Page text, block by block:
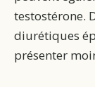
testostérone.
diurétiques
présenter